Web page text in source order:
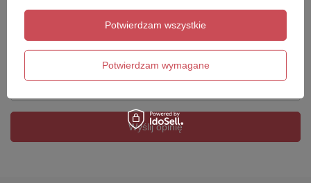
Twoje imię
Wyślij opinię
Potwierdzam wymagane
Potwierdzam wszystkie